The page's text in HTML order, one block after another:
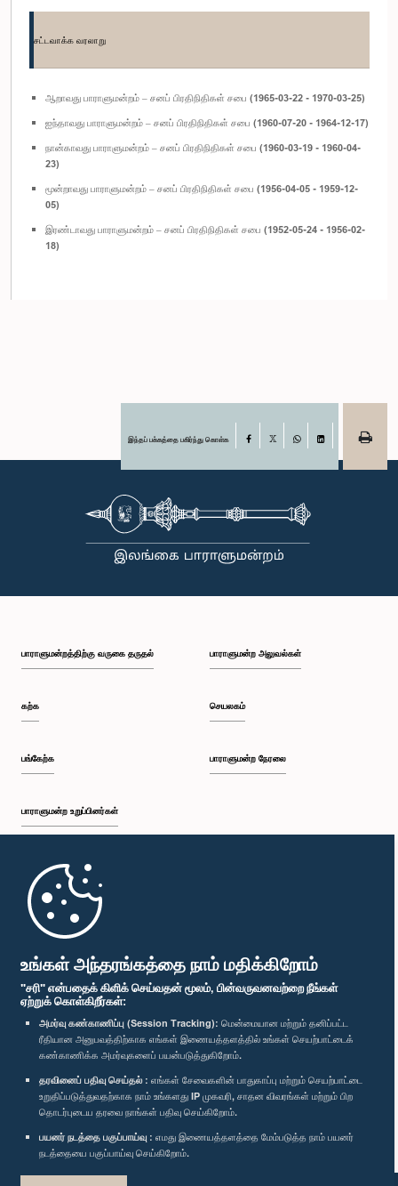
உங்கள் அந்தரங்கத்தை நாம் மதிக்கிறோம்
"சரி" என்பதைக் கிளிக் செய்வதன் மூலம், பின்வருவனவற்றை நீங்கள்
ஏற்றுக் கொள்கிறீர்கள்:
அமர்வு கண்காணிப்பு (Session Tracking): மென்மையான மற்றும் தனிப்பட்ட
ரீதியான அனுபவத்திற்காக எங்கள் இணையத்தளத்தில் உங்கள் செயற்பாட்டைக்
கண்காணிக்க அமர்வுகளைப் பயன்படுத்துகிறோம்.
தரவினைப் பதிவு செய்தல் : எங்கள் சேவைகளின் பாதுகாப்பு மற்றும் செயற்பாட்டை
உறுதிப்படுத்துவதற்காக நாம் உங்களது IP முகவரி, சாதன விவரங்கள் மற்றும் பிற
தொடர்புடைய தரவை நாங்கள் பதிவு செய்கிறோம்.
பயனர் நடத்தை பகுப்பாய்வு : எமது இணையத்தளத்தை மேம்படுத்த நாம் பயனர்
நடத்தையை பகுப்பாய்வு செய்கிறோம்.
சட்டவாக்க வரலாறு
ஆறாவது பாராளுமன்றம் – சனப் பிரதிநிதிகள் சபை (1965-03-22 - 1970-03-25)
ஐந்தாவது பாராளுமன்றம் – சனப் பிரதிநிதிகள் சபை (1960-07-20 - 1964-12-17)
நான்காவது பாராளுமன்றம் – சனப் பிரதிநிதிகள் சபை (1960-03-19 - 1960-04-
23)
மூன்றாவது பாராளுமன்றம் – சனப் பிரதிநிதிகள் சபை (1956-04-05 - 1959-12-
05)
இரண்டாவது பாராளுமன்றம் – சனப் பிரதிநிதிகள் சபை (1952-05-24 - 1956-02-
18)
இந்தப் பக்கத்தை பகிர்ந்து கொள்க Facebook
பாராளுமன்றத்திற்கு வருகை தருதல்
கற்க
பங்கேற்க
பாராளுமன்ற உறுப்பினர்கள்
முதற்பக்கம்
பாராளுமன்ற அலுவல்கள்
செயலகம்
பாராளுமன்ற நேரலை
பாராளுமன்ற கையடக்க செயலி
எம்மை பின்தொடர்க :
விருதுகள்
தனியுரிமைக் கொள்கை